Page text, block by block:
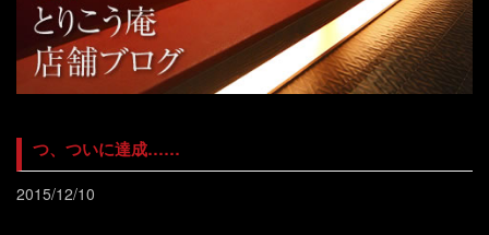
つ、ついに達成……
2015/12/10